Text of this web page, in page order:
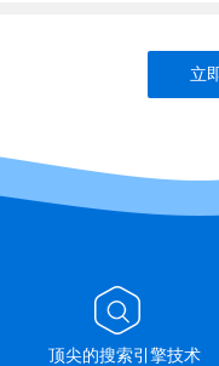
立
顶尖的搜索引擎技术